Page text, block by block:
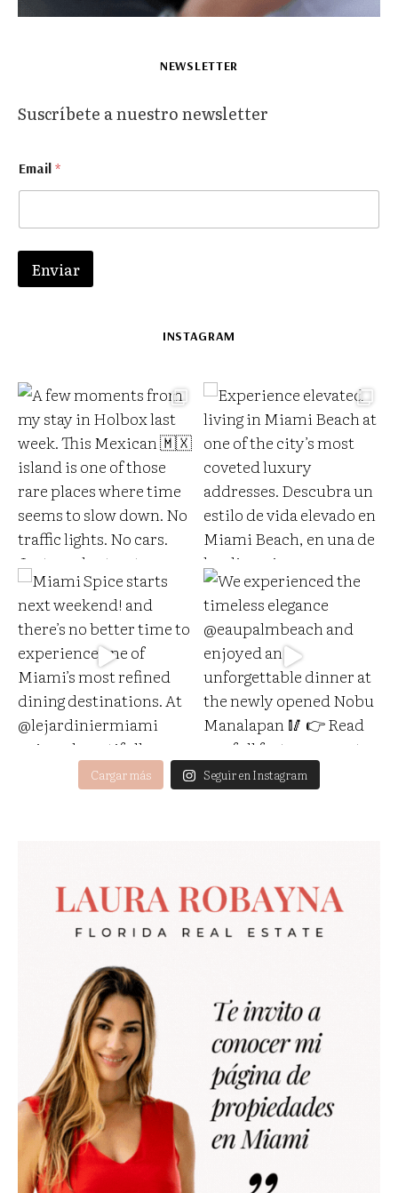
NEWSLETTER
Suscríbete a nuestro newsletter
*
E
a
l
Email *
Enviar
INSTAGRAM
Cargar más Seguir en Instagram